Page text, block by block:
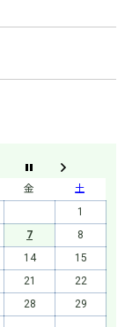
金
土
1
7
8
14
15
21
22
28
29